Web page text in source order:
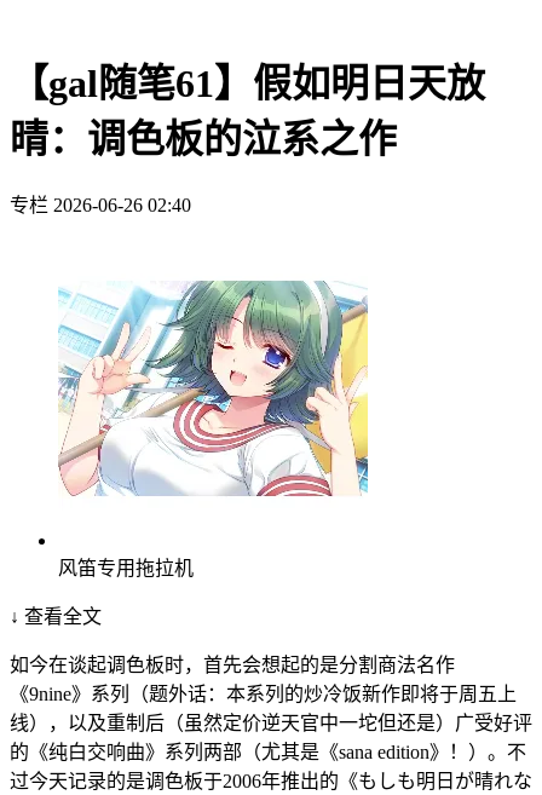
【gal随笔61】假如明日天放
晴：调色板的泣系之作
专栏 2026-06-26 02:40
风笛专用拖拉机
↓ 查看全文
如今在谈起调色板时，首先会想起的是分割商法名作
《9nine》系列（题外话：本系列的炒冷饭新作即将于周五上
线），以及重制后（虽然定价逆天官中一坨但还是）广受好评
的《纯白交响曲》系列两部（尤其是《sana edition》！）。不
过今天记录的是调色板于2006年推出的《もしも明日が晴れな